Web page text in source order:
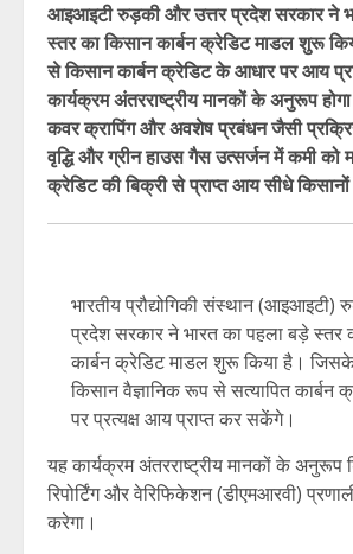
आइआइटी रुड़की और उत्तर प्रदेश सरकार ने
स्तर का किसान कार्बन क्रेडिट माडल शुरू
से किसान कार्बन क्रेडिट के आधार पर आय
कार्यक्रम अंतरराष्ट्रीय मानकों के अनुरूप
कवर क्रापिंग और अवशेष प्रबंधन जैसी
वृद्धि और ग्रीन हाउस गैस उत्सर्जन में कमी को
क्रेडिट की बिक्री से प्राप्त आय सीधे
भारतीय प्रौद्योगिकी संस्थान (आइआइटी)
प्रदेश सरकार ने भारत का पहला बड़े स्तर
कार्बन क्रेडिट माडल शुरू किया है।
किसान वैज्ञानिक रूप से सत्यापित कार्बन
पर प्रत्यक्ष आय प्राप्त कर सकेंगे।
यह कार्यक्रम अंतरराष्ट्रीय मानकों के अनुरूप
रिपोर्टिंग और वेरिफिकेशन (डीएमआरवी)
करेगा।